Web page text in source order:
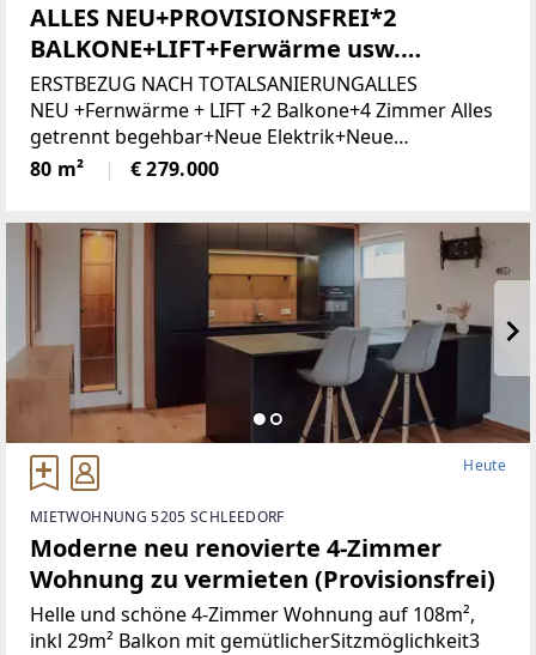
ALLES NEU+PROVISIONSFREI*2
BALKONE+LIFT+Ferwärme usw.
(Provisionsfrei)
ERSTBEZUG NACH TOTALSANIERUNGALLES
NEU +Fernwärme + LIFT +2 Balkone+4 Zimmer Alles
getrennt begehbar+Neue Elektrik+Neue
Türen+Neues Bad+Neuer Parkett+Neue
80 m² € 279.000
Heute
MIETWOHNUNG 5205 SCHLEEDORF
Moderne neu renovierte 4-Zimmer
Wohnung zu vermieten (Provisionsfrei)
Helle und schöne 4-Zimmer Wohnung auf 108m²,
inkl 29m² Balkon mit gemütlicherSitzmöglichkeit3